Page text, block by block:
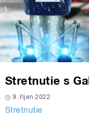
Stretnutie s
9. říjen 2022
Stretnutie